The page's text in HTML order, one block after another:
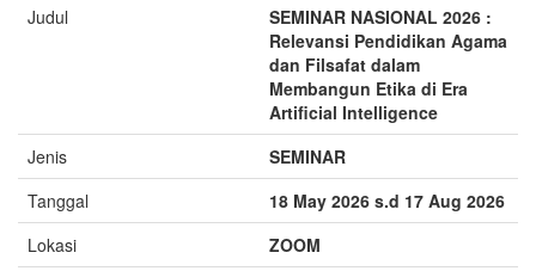
Judul
SEMINAR NASIONAL 2026 :
Relevansi Pendidikan Agama
dan Filsafat dalam
Membangun Etika di Era
Artificial Intelligence
Jenis
SEMINAR
Tanggal
18 May 2026 s.d 17 Aug 2026
Lokasi
ZOOM